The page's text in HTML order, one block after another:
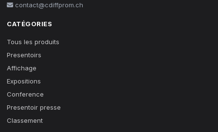
contact@cdiffprom.ch
CATÉGORIES
Tous les produits
Presentoirs
Affichage
Expositions
Conference
Presentoir presse
Classement